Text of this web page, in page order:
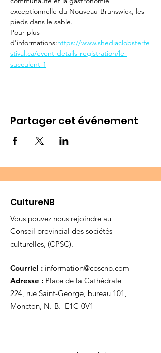
exceptionnelle du Nouveau-Brunswick, les
pieds dans le sable.
Pour plus
d'informations:https://www.shediaclobsterfe
stival.ca/event-details-registration/le-
succulent-1
Partager cet événement
CultureNB
Vous pouvez nous rejoindre au
Conseil provincial des sociétés
culturelles, (CPSC).
Courriel : information@cpscnb.com
Adresse : Place de la Cathédrale
224, rue Saint-George, bureau 101,
Moncton, N.-B. E1C 0V1